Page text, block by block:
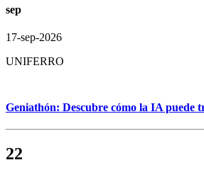
sep
17-sep-2026
UNIFERRO
Geniathón: Descubre cómo la IA puede
22